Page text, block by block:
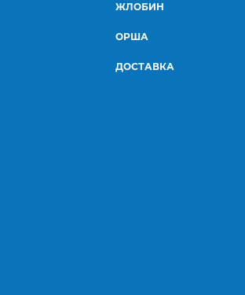
ЖЛОБИН
ОРША
ДОСТАВКА